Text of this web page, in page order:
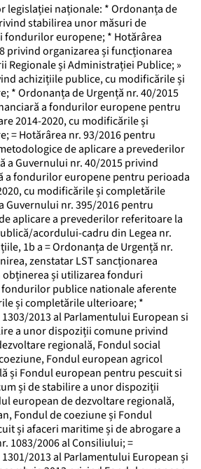
legislației naționale: * Ordonanța de
stabilirea unor măsuri de
fondurilor europene; * Hotărârea
privind organizarea și funcționarea
Regionale și Administrației Publice; »
achizițiile publice, cu modificările și
* Ordonanța de Urgență nr. 40/2015
a fondurilor europene pentru
2014-2020, cu modificările și
= Hotărârea nr. 93/2016 pentru
de aplicare a prevederilor
a Guvernului nr. 40/2015 privind
a fondurilor europene pentru perioada
cu modificările și completările
Guvernului nr. 395/2016 pentru
aplicare a prevederilor referitoare la
acordului-cadru din Legea nr.
1b a = Ordonanța de Urgență nr.
zenstatar LST sancționarea
și utilizarea fonduri
publice nationale aferente
și completările ulterioare; *
2013 al Parlamentului European si
a unor dispoziții comune privind
regională, Fondul social
Fondul european agricol
și Fondul european pentru pescuit si
și de stabilire a unor dispoziții
european de dezvoltare regională,
Fondul de coeziune și Fondul
și afaceri maritime și de abrogare a
1083/2006 al Consiliului; =
2013 al Parlamentului European și